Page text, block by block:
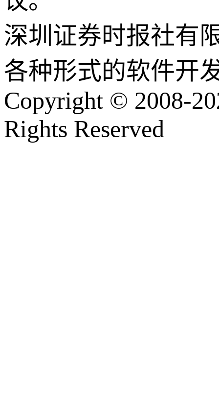
深圳证券时报社有
各种形式的软件开
Copyright © 2008-
Rights Reserved